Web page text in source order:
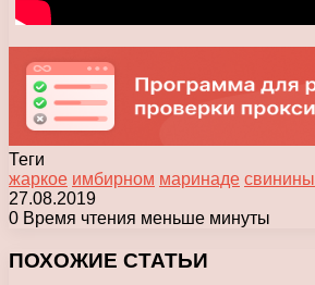
Теги
жаркое имбирном маринаде свинины
27.08.2019
0 Время чтения меньше минуты
ПОХОЖИЕ СТАТЬИ